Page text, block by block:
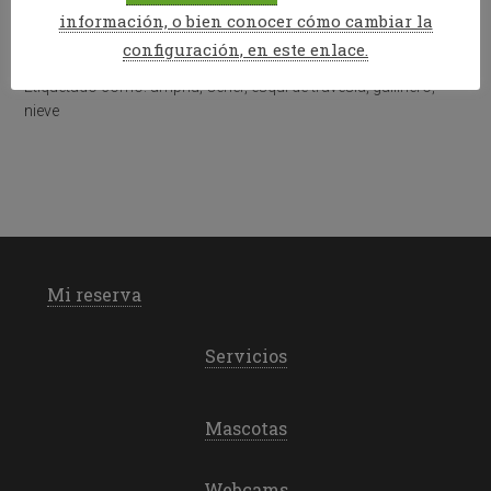
durante la última semana
Esquí Alpino,News
Etiquetado como:ampriu,Cerler,esquí de travesía,gallinero,
nieve
Mi reserva
Servicios
Mascotas
información, o bien conocer cómo cambiar la
configuración, en este enlace.